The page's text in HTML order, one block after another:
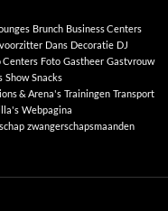
Brunch Business Centers
Dans Decoratie DJ
Centers Foto Gastheer Gastvrouw
Show Snacks
& Arena's Trainingen Transport
Webpagina
zwangerschapsmaanden